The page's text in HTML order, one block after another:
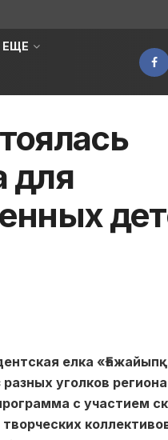
ЕЩЕ
для
елка
уголков
с участием